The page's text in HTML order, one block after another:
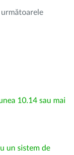
10.14 sau mai
un sistem de